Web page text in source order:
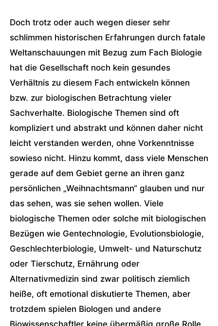
Doch trotz oder auch wegen dieser sehr
schlimmen historischen Erfahrungen durch fatale
Weltanschauungen mit Bezug zum Fach Biologie
hat die Gesellschaft noch kein gesundes
Verhältnis zu diesem Fach entwickeln können
bzw. zur biologischen Betrachtung vieler
Sachverhalte. Biologische Themen sind oft
kompliziert und abstrakt und können daher nicht
leicht verstanden werden, ohne Vorkenntnisse
sowieso nicht. Hinzu kommt, dass viele Menschen
gerade auf dem Gebiet gerne an ihren ganz
persönlichen „Weihnachtsmann“ glauben und nur
das sehen, was sie sehen wollen. Viele
biologische Themen oder solche mit biologischen
Bezügen wie Gentechnologie, Evolutionsbiologie,
Geschlechterbiologie, Umwelt- und Naturschutz
oder Tierschutz, Ernährung oder
Alternativmedizin sind zwar politisch ziemlich
heiße, oft emotional diskutierte Themen, aber
trotzdem spielen Biologen und andere
Biowissenschaftler keine übermäßig große Rolle